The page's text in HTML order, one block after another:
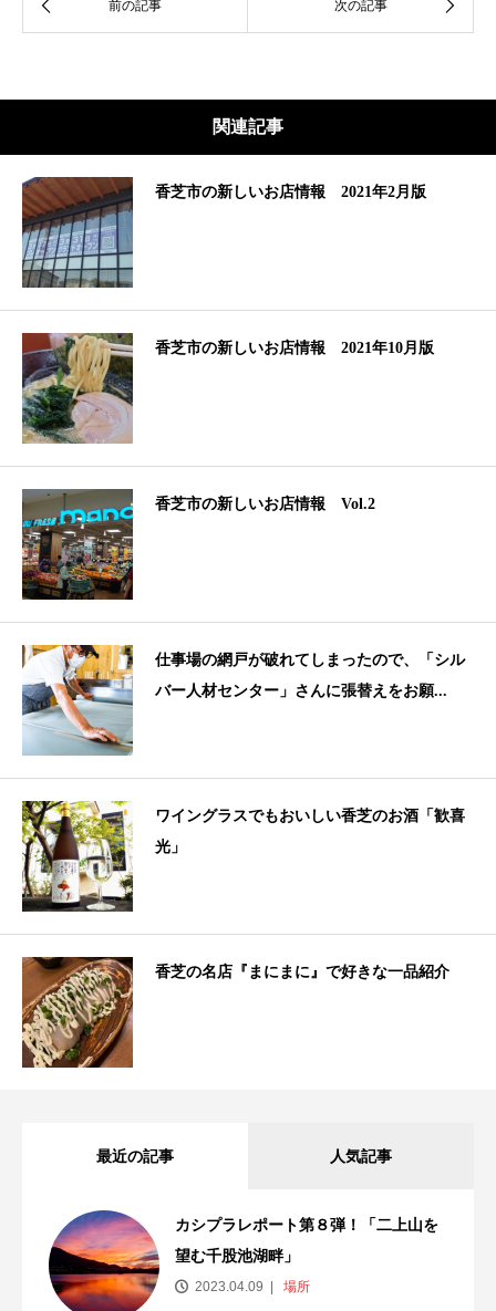
関連記事
香芝市の新しいお店情報 2021年2月版
香芝市の新しいお店情報 2021年10月版
香芝市の新しいお店情報 Vol.2
仕事場の網戸が破れてしまったので、「シル
バー人材センター」さんに張替えをお願...
ワイングラスでもおいしい香芝のお酒「歓喜
光」
香芝の名店『まにまに』で好きな一品紹介
最近の記事 人気記事
カシプラレポート第８弾！「二上山を
望む千股池湖畔」
2023.04.09 場所